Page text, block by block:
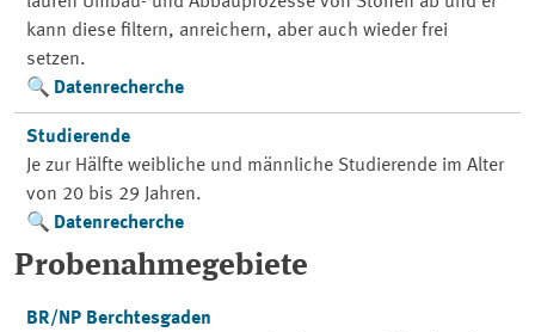
kann diese filtern, anreichern, aber auch wieder frei
setzen.
Datenrecherche
Studierende
Je zur Hälfte weibliche und männliche Studierende im Alter
von 20 bis 29 Jahren.
Datenrecherche
Probenahmegebiete
BR/NP Berchtesgaden